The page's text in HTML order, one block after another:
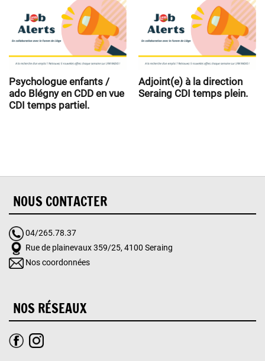
Psychologue enfants /
ado Blégny en CDD en vue
CDI temps partiel.
Adjoint(e) à la direction
Seraing CDI temps plein.
NOUS CONTACTER
04/265.78.37
Rue de plainevaux 359/25, 4100 Seraing
Nos coordonnées
NOS RÉSEAUX